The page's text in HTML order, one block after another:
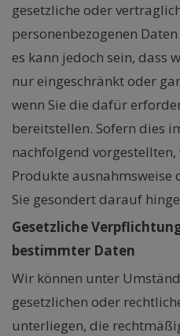
gesetzliche oder
personenbezogenen
es kann jedoch sein, dass
nur eingeschränkt oder
wenn Sie die dafür
bereitstellen. Sofern dies
nachfolgend
Produkte ausnahmsweise
Sie gesondert darauf
Gesetzliche
bestimmter Daten
Wir können unter
gesetzlichen oder
unterliegen, die